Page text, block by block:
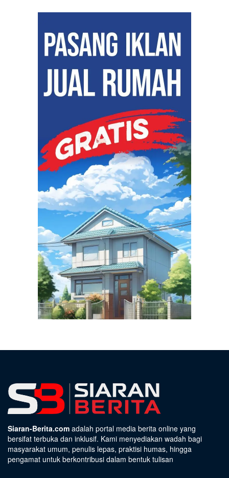
Siaran-Berita.com adalah portal media berita online yang
bersifat terbuka dan inklusif. Kami menyediakan wadah bagi
masyarakat umum, penulis lepas, praktisi humas, hingga
pengamat untuk berkontribusi dalam bentuk tulisan